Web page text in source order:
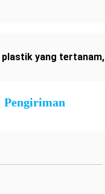
plastik yang tertanam,
Pengiriman